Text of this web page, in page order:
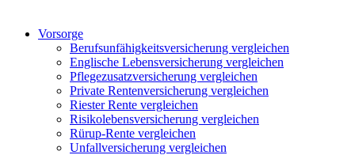
Vorsorge
Berufsunfähigkeitsversicherung vergleichen
Englische Lebensversicherung vergleichen
Pflegezusatzversicherung vergleichen
Private Rentenversicherung vergleichen
Riester Rente vergleichen
Risikolebensversicherung vergleichen
Rürup-Rente vergleichen
Unfallversicherung vergleichen